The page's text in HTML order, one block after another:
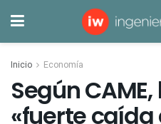
Inicio Economía
Según
«fuerte caída